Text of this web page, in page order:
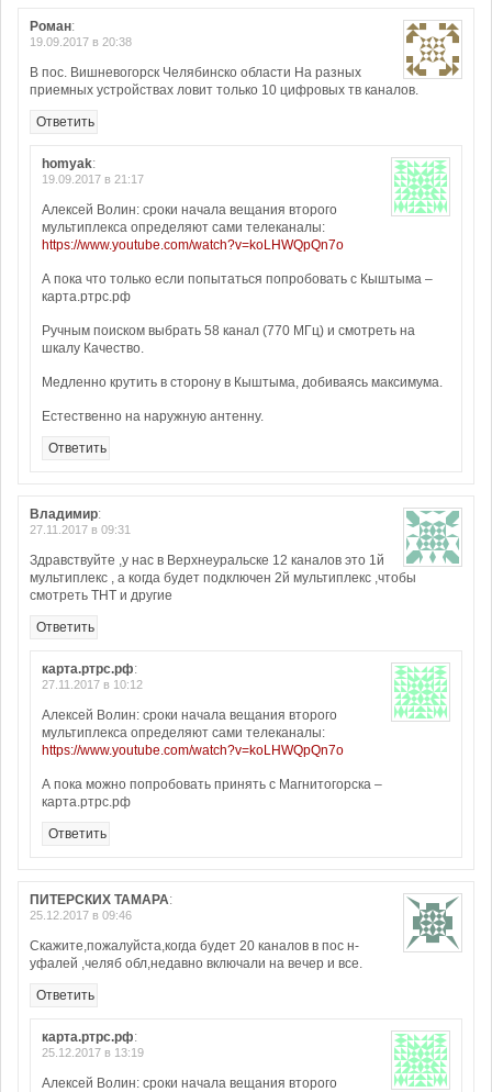
Роман:
19.09.2017 в 20:38
В пос. Вишневогорск Челябинско области На разных
приемных устройствах ловит только 10 цифровых тв каналов.
Ответить
homyak:
19.09.2017 в 21:17
Алексей Волин: сроки начала вещания второго
мультиплекса определяют сами телеканалы:
https://www.youtube.com/watch?v=koLHWQpQn7o
А пока что только если попытаться попробовать с Кыштыма –
карта.ртрс.рф
Ручным поиском выбрать 58 канал (770 МГц) и смотреть на
шкалу Качество.
Медленно крутить в сторону в Кыштыма, добиваясь максимума.
Естественно на наружную антенну.
Ответить
Владимир:
27.11.2017 в 09:31
Здравствуйте ,у нас в Верхнеуральске 12 каналов это 1й
мультиплекс , а когда будет подключен 2й мультиплекс ,чтобы
смотреть ТНТ и другие
Ответить
карта.ртрс.рф:
27.11.2017 в 10:12
Алексей Волин: сроки начала вещания второго
мультиплекса определяют сами телеканалы:
https://www.youtube.com/watch?v=koLHWQpQn7o
А пока можно попробовать принять с Магнитогорска –
карта.ртрс.рф
Ответить
ПИТЕРСКИХ ТАМАРА:
25.12.2017 в 09:46
Скажите,пожалуйста,когда будет 20 каналов в пос н-
уфалей ,челяб обл,недавно включали на вечер и все.
Ответить
карта.ртрс.рф:
25.12.2017 в 13:19
Алексей Волин: сроки начала вещания второго